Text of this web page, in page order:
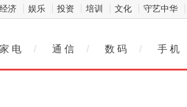
经济 娱乐 投资 培训 文化 守艺中华
家 电 / 通 信 / 数 码 / 手 机